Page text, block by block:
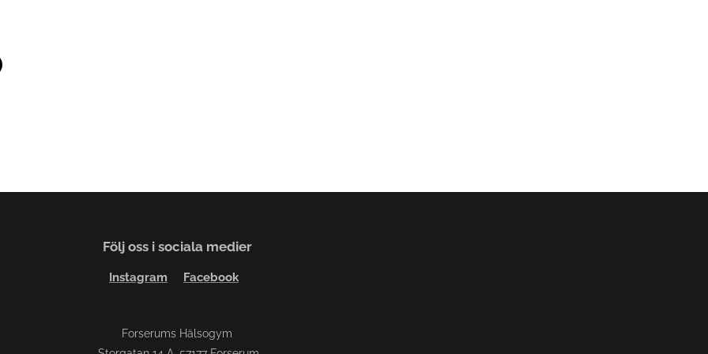
Följ oss i sociala medier
Instagram Facebook
Forserums Hälsogym